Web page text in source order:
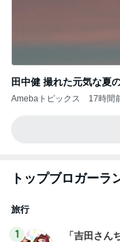
田中健 撮れた元気な夏
Amebaトピックス 17時間
トップブロガーラ
旅行
1
「吉田さん